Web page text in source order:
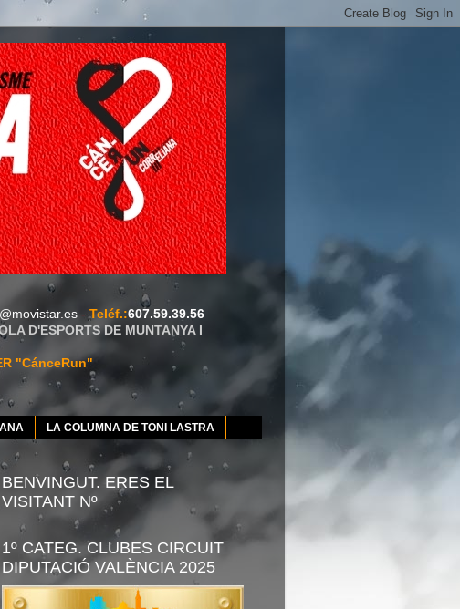
-Teléf.:607.59.39.56
D'ESPORTS DE MUNTANYA I
"CánceRun"
LA COLUMNA DE TONI LASTRA
BENVINGUT. ERES EL
VISITANT Nº
1º CATEG. CLUBES CIRCUIT
DIPUTACIÓ VALÈNCIA 2025